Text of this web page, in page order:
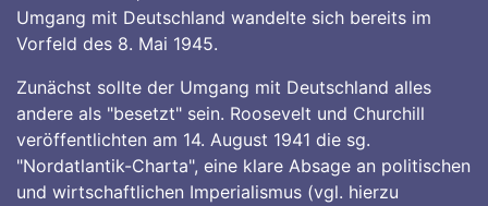
Umgang mit Deutschland wandelte sich bereits im
Vorfeld des 8. Mai 1945.
Zunächst sollte der Umgang mit Deutschland alles
andere als "besetzt" sein. Roosevelt und Churchill
veröffentlichten am 14. August 1941 die sg.
"Nordatlantik-Charta", eine klare Absage an politischen
und wirtschaftlichen Imperialismus (vgl. hierzu